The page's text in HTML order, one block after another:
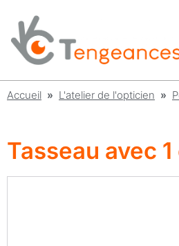
Accueil » L'atelier de l'opticien »
Tasseau avec